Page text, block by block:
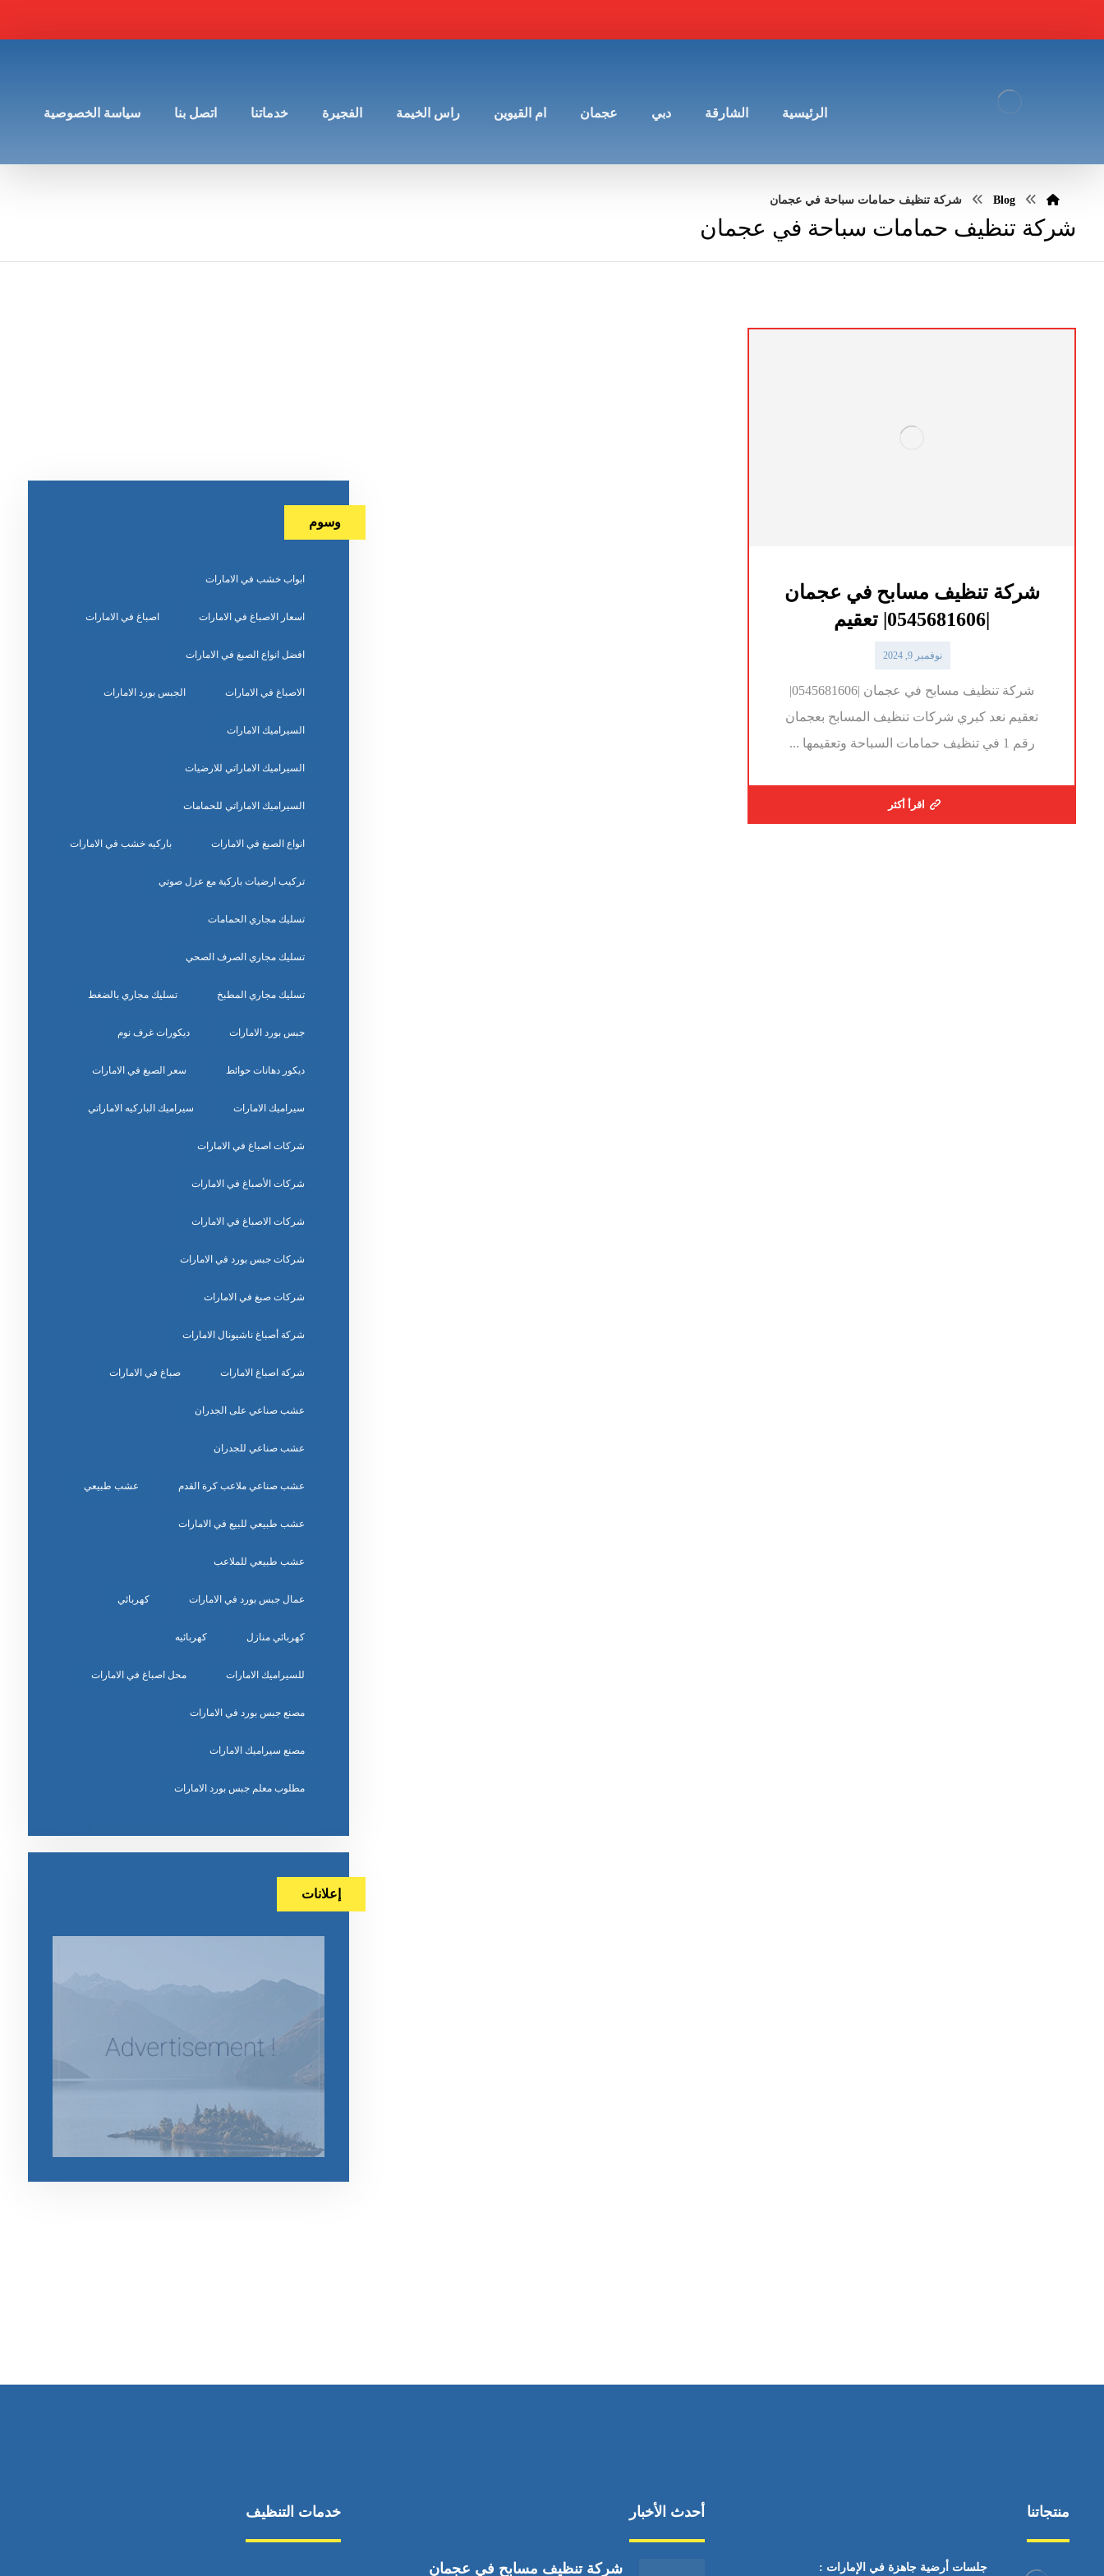
الرئيسية الشارقة دبي عجمان ام القيوين راس الخيمة الفجيرة خدماتنا اتصل بنا سياسة الخصوصية
Blog شركة تنظيف حمامات سباحة في عجمان
شركة تنظيف حمامات سباحة في عجمان
شركة تنظيف مسابح في عجمان
نوفمبر 9, 2024
شركة تنظيف مسابح في عجمان |0545681606|
تعقيم نعد كبري شركات تنظيف المسابح بعجمان
رقم 1 في تنظيف حمامات السباحة وتعقيمها ...
اقرأ أكثر
وسوم
ابواب خشب في الامارات
اسعار الاصباغ في الامارات اصباغ في الامارات
افضل انواع الصبغ في الامارات
الاصباغ في الامارات الجبس بورد الامارات
السيراميك الامارات
السيراميك الاماراتي للارضيات
السيراميك الاماراتي للحمامات
انواع الصبغ في الامارات باركيه خشب في الامارات
تركيب ارضيات باركية مع عزل صوتي
تسليك مجاري الحمامات
تسليك مجاري الصرف الصحي
تسليك مجاري المطبخ تسليك مجاري بالضغط
جبس بورد الامارات ديكورات غرف نوم
ديكور دهانات حوائط سعر الصبغ في الامارات
سيراميك الامارات سيراميك الباركيه الاماراتي
شركات اصباغ في الامارات
شركات الأصباغ في الامارات
شركات الاصباغ في الامارات
شركات جبس بورد في الامارات
شركات صبغ في الامارات
شركة أصباغ ناشيونال الامارات
شركة اصباغ الامارات صباغ في الامارات
عشب صناعي على الجدران
عشب صناعي للجدران
عشب صناعي ملاعب كرة القدم عشب طبيعي
عشب طبيعي للبيع في الامارات
عشب طبيعي للملاعب
عمال جبس بورد في الامارات كهربائي
كهربائي منازل كهربائيه
للسيراميك الامارات محل اصباغ في الامارات
مصنع جبس بورد في الامارات
مصنع سيراميك الامارات
مطلوب معلم جبس بورد الامارات
إعلانات
منتجاتنا
جلسات أرضية جاهزة في الإمارات :
أحدث الأخبار
شركة تنظيف مسابح في عجمان
خدمات التنظيف